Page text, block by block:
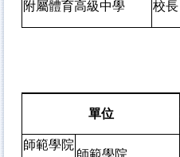
附屬體育高級中學 校長
單位
師範學院
師範學院